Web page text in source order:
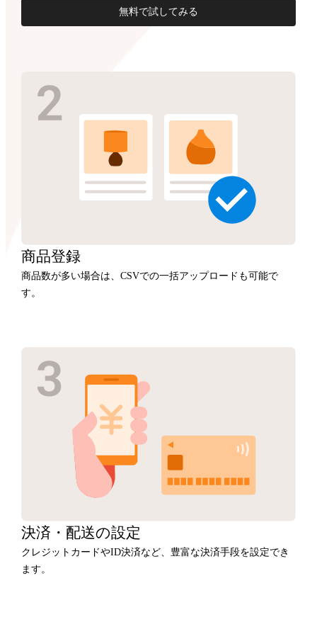
無料で試してみる
商品登録
商品数が多い場合は、CSVでの一括アップロードも可能で
す。
決済・ 配送の設定
クレジットカードやID決済など、豊富な決済手段を設定でき
ます。